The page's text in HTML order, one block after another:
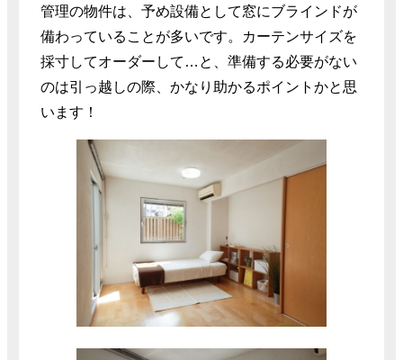
管理の物件は、予め設備として窓にブラインドが
備わっていることが多いです。カーテンサイズを
採寸してオーダーして…と、準備する必要がない
のは引っ越しの際、かなり助かるポイントかと思
います！